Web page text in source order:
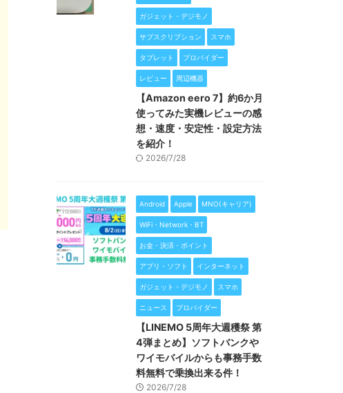
ガジェット・デジモノ
サブスクリプション スマホ
タブレット プロバイダー
レビュー 周辺機器
【Amazon eero 7】約6か月
使ってみた実機レビューの感
想・速度・安定性・設定方法
を紹介！
2026/7/28
Android Apple MNO(キャリア)
WiFi・Network・BT
お金・決済・ポイント
アプリ・ソフト インターネット
ガジェット・デジモノ スマホ
ニュース プロバイダー
【LINEMO 5周年大週穫祭 第
4弾まとめ】ソフトバンクや
ワイモバイルからも事務手数
料無料で乗換出来る件！
2026/7/28